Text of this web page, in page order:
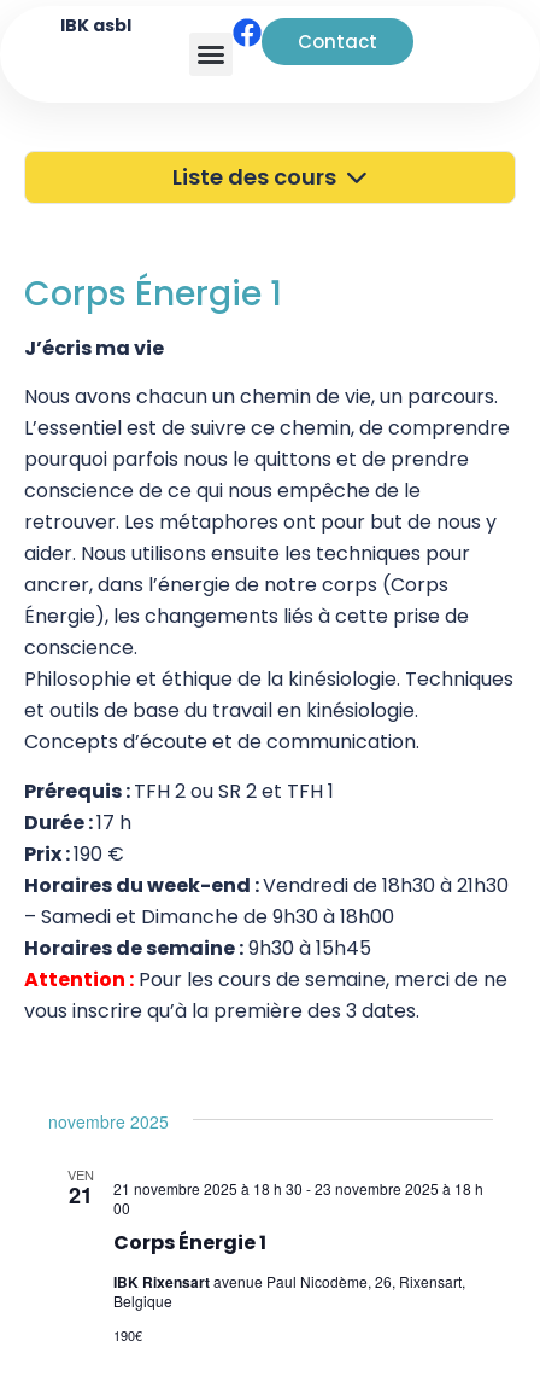
IBK asbl
Contact
Liste des cours
Portes Ouvertes
Kinésiologie
Touch For Health
Wellness Kinesiology/Stress Release
SIPS
Core Kinesiology
Corps Énergie
Corps Énergie 1
Corps Énergie 2
Corps Énergie 3
Pratiques supervisées Corps Énergie
Réflexes archaïques (IMP)
Psychogénéalogie Comportementale et
Kinésiologie
Applied Physiology
Pratiques supervisées – Examens
EFT et Tapping
Psychogénéalogie
Analyse Transactionnelle (AT)
Corps Énergie 1
J’écris ma vie
Nous avons chacun un chemin de vie, un parcours.
L’essentiel est de suivre ce chemin, de comprendre
pourquoi parfois nous le quittons et de prendre
conscience de ce qui nous empêche de le
retrouver. Les métaphores ont pour but de nous y
aider. Nous utilisons ensuite les techniques pour
ancrer, dans l’énergie de notre corps (Corps
Énergie), les changements liés à cette prise de
conscience.
Philosophie et éthique de la kinésiologie. Techniques
et outils de base du travail en kinésiologie.
Concepts d’écoute et de communication.
Prérequis :TFH 2 ou SR 2 et TFH 1
Durée :17 h
Prix :190 €
Horaires du week-end :Vendredi de 18h30 à 21h30
– Samedi et Dimanche de 9h30 à 18h00
Horaires de semaine :9h30 à 15h45
Attention : Pour les cours de semaine, merci de ne
vous inscrire qu’à la première des 3 dates.
novembre 2025
VEN
21
Corps Énergie 1
21 novembre 2025 à 18 h 30 -23 novembre 2025 à 18 h
00
IBK Rixensartavenue Paul Nicodème, 26, Rixensart,
Belgique
190€